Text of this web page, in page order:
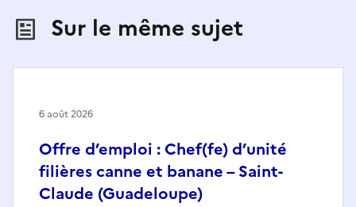
Sur le même sujet
Offre d’emploi : Chef(fe) d’unité
filières canne et banane – Saint-
Claude (Guadeloupe)
6 août 2026